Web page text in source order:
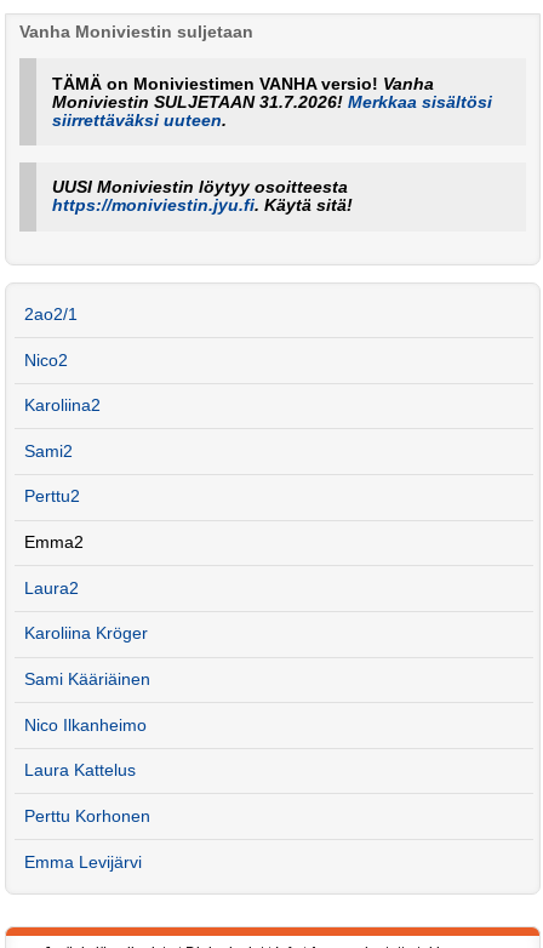
Vanha Moniviestin suljetaan
TÄMÄ on Moniviestimen VANHA versio! Vanha
Moniviestin SULJETAAN 31.7.2026!Merkkaa sisältösi
siirrettäväksi uuteen.
UUSI Moniviestin löytyy osoitteesta
https://moniviestin.jyu.fi. Käytä sitä!
2ao2/1
Nico2
Karoliina2
Sami2
Perttu2
Emma2
Laura2
Karoliina Kröger
Sami Kääriäinen
Nico Ilkanheimo
Laura Kattelus
Perttu Korhonen
Emma Levijärvi